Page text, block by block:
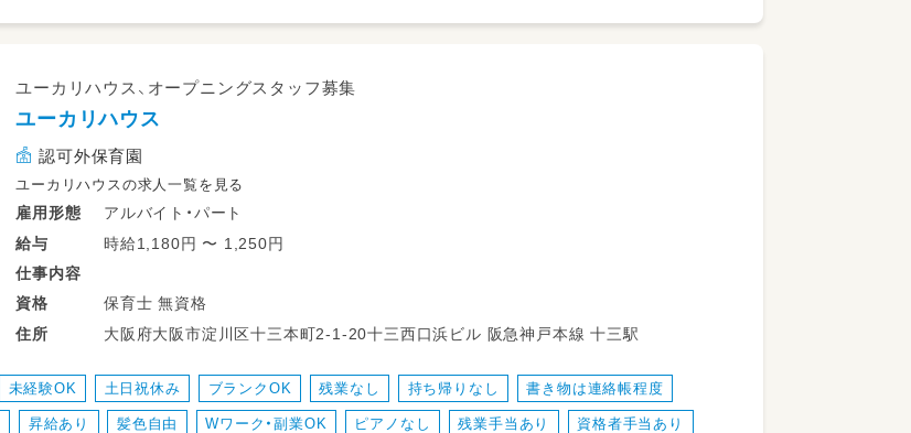
ユーカリハウス、オープニングスタッフ募集
ユーカリハウス
認可外保育園
ユーカリハウスの求人一覧を見る
雇用形態
アルバイト・パート
給与
時給1,180円 〜 1,250円
仕事内容
資格
保育士 無資格
住所
大阪府大阪市淀川区十三本町2-1-20十三西口浜ビル 阪急神戸本線 十三駅
未経験OK 土日祝休み ブランクOK 残業なし 持ち帰りなし 書き物は連絡帳程度
昇給あり 髪色自由 Wワーク・副業OK ピアノなし 残業手当あり 資格者手当あり